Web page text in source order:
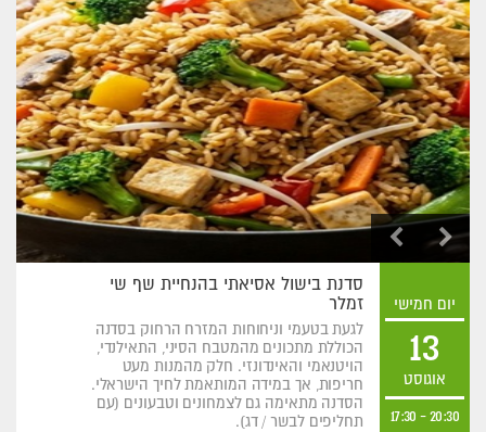
יום חמישי
13
אוגוסט
20:30
-
17:30
סדנת בישול אסיאתי בהנחיית שף שי
זמלר
לגעת בטעמי וניחוחות המזרח הרחוק בסדנה
הכוללת מתכונים מהמטבח הסיני, התאילנדי,
הויטנאמי והאינדונזי. חלק מהמנות מעט
חריפות, אך במידה המותאמת לחיך הישראלי.
הסדנה מתאימה גם לצמחונים וטבעונים (עם
תחליפים לבשר / דג).